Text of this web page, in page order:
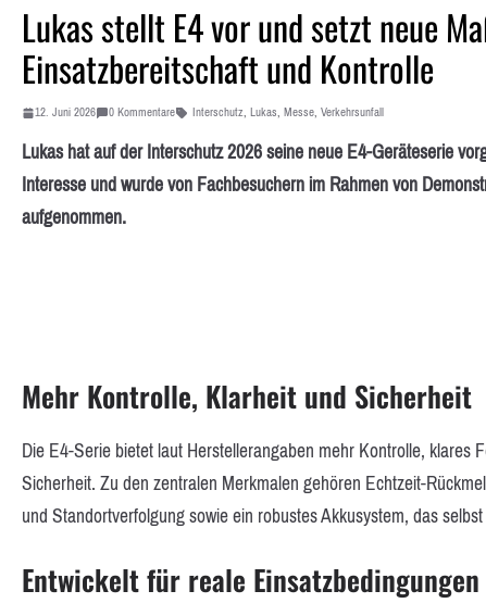
Lukas stellt E4 vor und setzt neue
Einsatzbereitschaft und Kontrolle
12. Juni 2026 0 Kommentare Interschutz, Lukas, Messe, Verkehrsunfall
Lukas hat auf der Interschutz 2026 seine neue E4-Geräteserie
Interesse und wurde von Fachbesuchern im Rahmen von
aufgenommen.
Mehr Kontrolle, Klarheit und Sicherheit
Die E4-Serie bietet laut Herstellerangaben mehr Kontrolle, klares
Sicherheit. Zu den zentralen Merkmalen gehören Echtzeit-
und Standortverfolgung sowie ein robustes Akkusystem, das
Entwickelt für reale Einsatzbedingungen